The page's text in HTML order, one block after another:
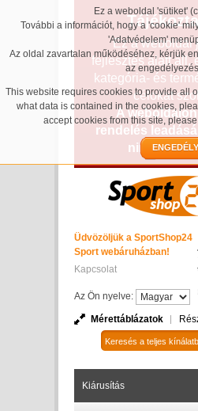
Ez a weboldal 'sütiket'
További a információt, hogy a 'cookie'
'Adatvédelem'
Az oldal zavartalan működéséhez, kérjük
az
This website requires cookies to provide all
what data is contained in the cookies,
accept cookies from this site,
Ez a weboldal
fejlesztés alatt áll,
kategória- és
célokat
A
rendelés
nincs
Üdvözöljük a SportShop24
Sport webáruházban!
Kapcsolat
Az Ön nyelve:
Mérettáblázatok
Kiárusítás